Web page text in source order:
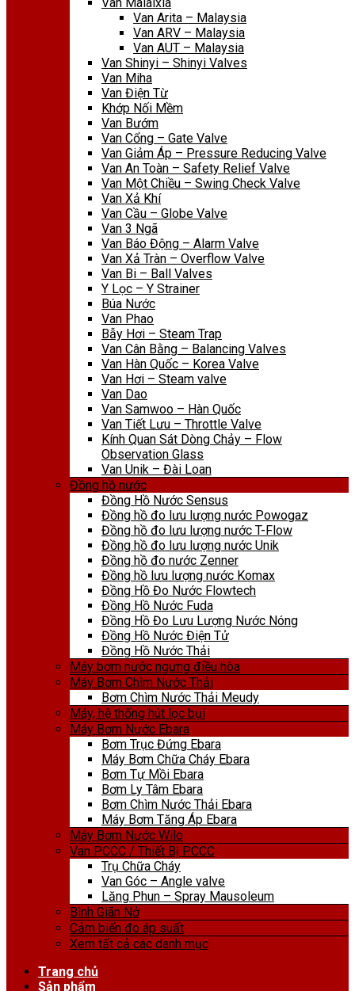
Van Arita – Malaysia
Van ARV – Malaysia
Van AUT – Malaysia
Van Shinyi – Shinyi Valves
Van Miha
Van Điện Từ
Khớp Nối Mềm
Van Bướm
Van Cổng – Gate Valve
Van Giảm Áp – Pressure Reducing Valve
Van An Toàn – Safety Relief Valve
Van Một Chiều – Swing Check Valve
Van Xả Khí
Van Cầu – Globe Valve
Van 3 Ngã
Van Báo Động – Alarm Valve
Van Xả Tràn – Overflow Valve
Van Bi – Ball Valves
Y Lọc – Y Strainer
Búa Nước
Van Phao
Bẫy Hơi – Steam Trap
Van Cân Bằng – Balancing Valves
Van Hàn Quốc – Korea Valve
Van Hơi – Steam valve
Van Dao
Van Samwoo – Hàn Quốc
Van Tiết Lưu – Throttle Valve
Kính Quan Sát Dòng Chảy – Flow
Observation Glass
Van Unik – Đài Loan
Đồng hồ nước
Đồng Hồ Nước Sensus
Đồng hồ đo lưu lượng nước Powogaz
Đồng hồ đo lưu lượng nước T-Flow
Đồng hồ đo lưu lượng nước Unik
Đồng hồ đo nước Zenner
Đồng hồ lưu lượng nước Komax
Đồng Hồ Đo Nước Flowtech
Đồng Hồ Nước Fuda
Đồng Hồ Đo Lưu Lượng Nước Nóng
Đồng Hồ Nước Điện Tử
Đồng Hồ Nước Thải
Máy bơm nước ngưng điều hòa
Máy Bơm Chìm Nước Thải
Bơm Chìm Nước Thải Meudy
Máy, hệ thống hút lọc bụi
Máy Bơm Nước Ebara
Bơm Trục Đứng Ebara
Máy Bơm Chữa Cháy Ebara
Bơm Tự Mồi Ebara
Bơm Ly Tâm Ebara
Bơm Chìm Nước Thải Ebara
Máy Bơm Tăng Áp Ebara
Máy Bơm Nước Wilo
Van PCCC / Thiết Bị PCCC
Trụ Chữa Cháy
Van Góc – Angle valve
Lăng Phun – Spray Mausoleum
Bình Giãn Nở
Cảm biến đo áp suất
Xem tất cả các danh mục
Trang chủ
Sản phẩm